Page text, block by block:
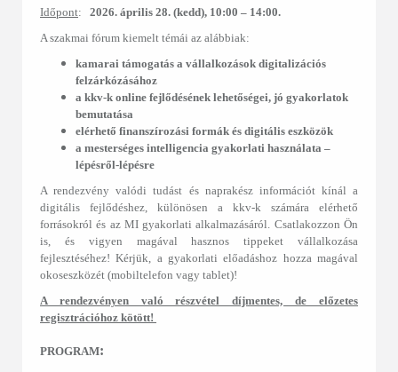
Időpont:
2026. április 28. (kedd), 10:00 – 14:00.
A szakmai fórum kiemelt témái az alábbiak:
kamarai támogatás a vállalkozások digitalizációs
felzárkózásához
a kkv-k online fejlődésének lehetőségei, jó gyakorlatok
bemutatása
elérhető finanszírozási formák és digitális eszközök
a mesterséges intelligencia gyakorlati használata ‒
lépésről-lépésre
A rendezvény valódi tudást és naprakész információt kínál a
digitális fejlődéshez, különösen a kkv-k számára elérhető
forrásokról és az MI gyakorlati alkalmazásáról. Csatlakozzon Ön
is, és vigyen magával hasznos tippeket vállalkozása
fejlesztéséhez! Kérjük, a gyakorlati előadáshoz hozza magával
okoseszközét (mobiltelefon vagy tablet)!
A rendezvényen való részvétel díjmentes, de előzetes
regisztrációhoz kötött!
PROGRAM: